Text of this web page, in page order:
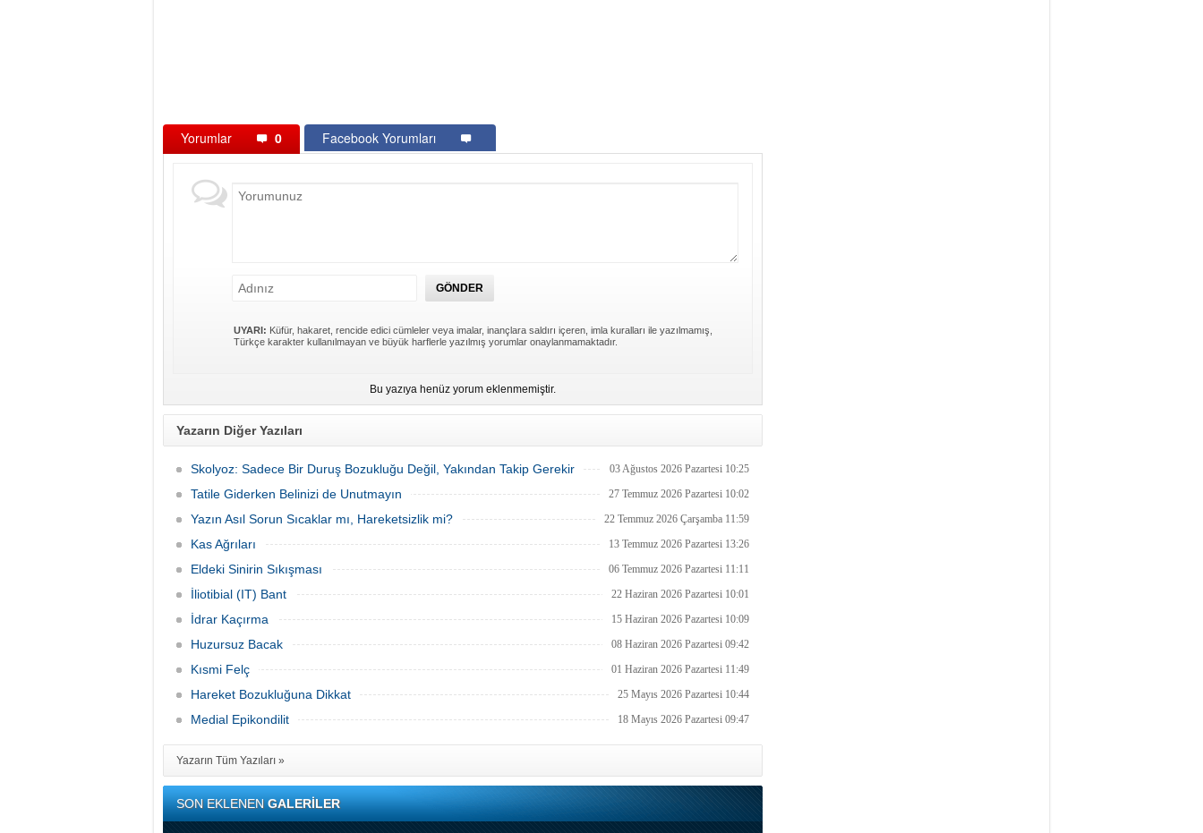
Yorumlar 0 Facebook Yorumları
UYARI: Küfür, hakaret, rencide edici cümleler veya imalar, inançlara saldırı içeren, imla kuralları ile yazılmamış,
Türkçe karakter kullanılmayan ve büyük harflerle yazılmış yorumlar onaylanmamaktadır.
Bu yazıya henüz yorum eklenmemiştir.
Yazarın Diğer Yazıları
Skolyoz: Sadece Bir Duruş Bozukluğu Değil, Yakından Takip Gerekir 03 Ağustos 2026 Pazartesi 10:25
Tatile Giderken Belinizi de Unutmayın 27 Temmuz 2026 Pazartesi 10:02
Yazın Asıl Sorun Sıcaklar mı, Hareketsizlik mi? 22 Temmuz 2026 Çarşamba 11:59
Kas Ağrıları 13 Temmuz 2026 Pazartesi 13:26
Eldeki Sinirin Sıkışması 06 Temmuz 2026 Pazartesi 11:11
İliotibial (IT) Bant 22 Haziran 2026 Pazartesi 10:01
İdrar Kaçırma 15 Haziran 2026 Pazartesi 10:09
Huzursuz Bacak 08 Haziran 2026 Pazartesi 09:42
Kısmi Felç 01 Haziran 2026 Pazartesi 11:49
Hareket Bozukluğuna Dikkat 25 Mayıs 2026 Pazartesi 10:44
Medial Epikondilit 18 Mayıs 2026 Pazartesi 09:47
Yazarın Tüm Yazıları »
SON EKLENENGALERİLER